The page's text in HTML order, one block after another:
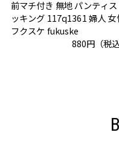
前マチ付き 無地 パンティス
ッキング 117q1361 婦人 女
フクスケ fukuske
880円（税込